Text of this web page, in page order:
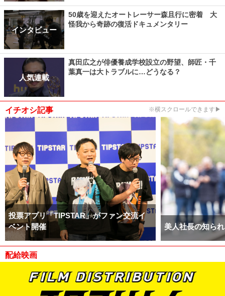
インタビュー
50歳を迎えたオートレーサー森且行に密着 大
怪我から奇跡の復活ドキュメンタリー
人気連載
真田広之が俳優養成学校設立の野望、師匠・千
葉真一は大トラブルに…どうなる？
イチオシ記事 ※横スクロールできます▶
投票アプリ「TIPSTAR」がファン交流イ
ベント開催
美人社長の知ら
配給映画